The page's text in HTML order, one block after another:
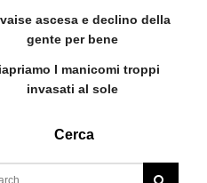
ascesa e declino della
gente per bene
I manicomi troppi
invasati al sole
Cerca